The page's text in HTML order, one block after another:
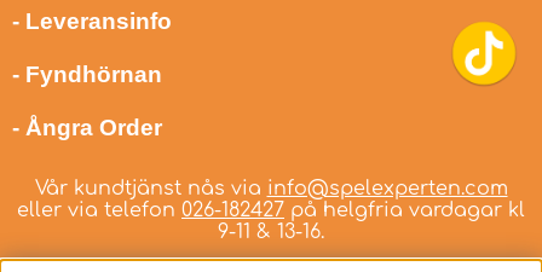
- Leveransinfo
- Fyndhörnan
- Ångra Order
Vår kundtjänst nås via info@spelexperten.com
eller via telefon 026-182427 på helgfria vardagar kl
9-11 & 13-16.